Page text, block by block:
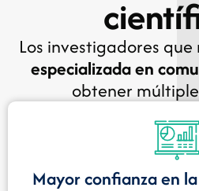
Los investigadores
especializada en
obtener
Mayor confianza en